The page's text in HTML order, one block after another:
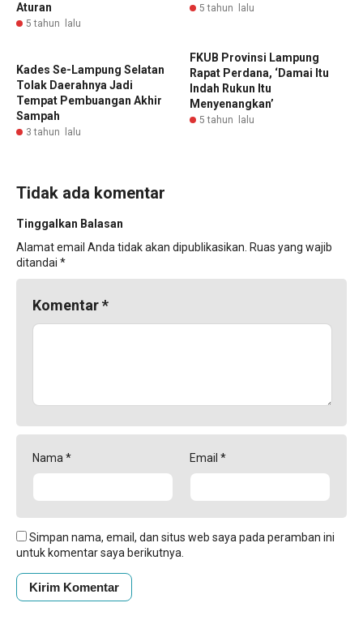
Aturan
5 tahun lalu
5 tahun lalu
Kades Se-Lampung Selatan
Tolak Daerahnya Jadi
Tempat Pembuangan Akhir
Sampah
3 tahun lalu
FKUB Provinsi Lampung
Rapat Perdana, ‘Damai Itu
Indah Rukun Itu
Menyenangkan’
5 tahun lalu
Tidak ada komentar
Tinggalkan Balasan
Alamat email Anda tidak akan dipublikasikan. Ruas yang wajib
ditandai *
Komentar*
Nama * Email *
Simpan nama, email, dan situs web saya pada peramban ini
untuk komentar saya berikutnya.